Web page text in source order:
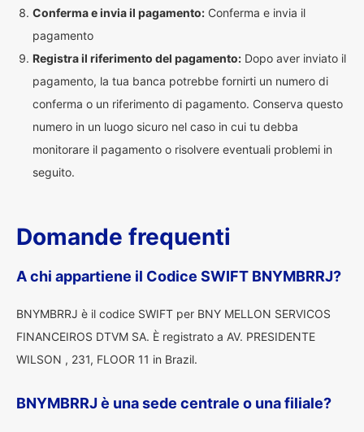
Conferma e invia il pagamento: Conferma e invia il
pagamento
Registra il riferimento del pagamento: Dopo aver inviato il
pagamento, la tua banca potrebbe fornirti un numero di
conferma o un riferimento di pagamento. Conserva questo
numero in un luogo sicuro nel caso in cui tu debba
monitorare il pagamento o risolvere eventuali problemi in
seguito.
Domande frequenti
A chi appartiene il Codice SWIFT BNYMBRRJ?
BNYMBRRJ è il codice SWIFT per BNY MELLON SERVICOS
FINANCEIROS DTVM SA. È registrato a AV. PRESIDENTE
WILSON , 231, FLOOR 11 in Brazil.
BNYMBRRJ è una sede centrale o una filiale?